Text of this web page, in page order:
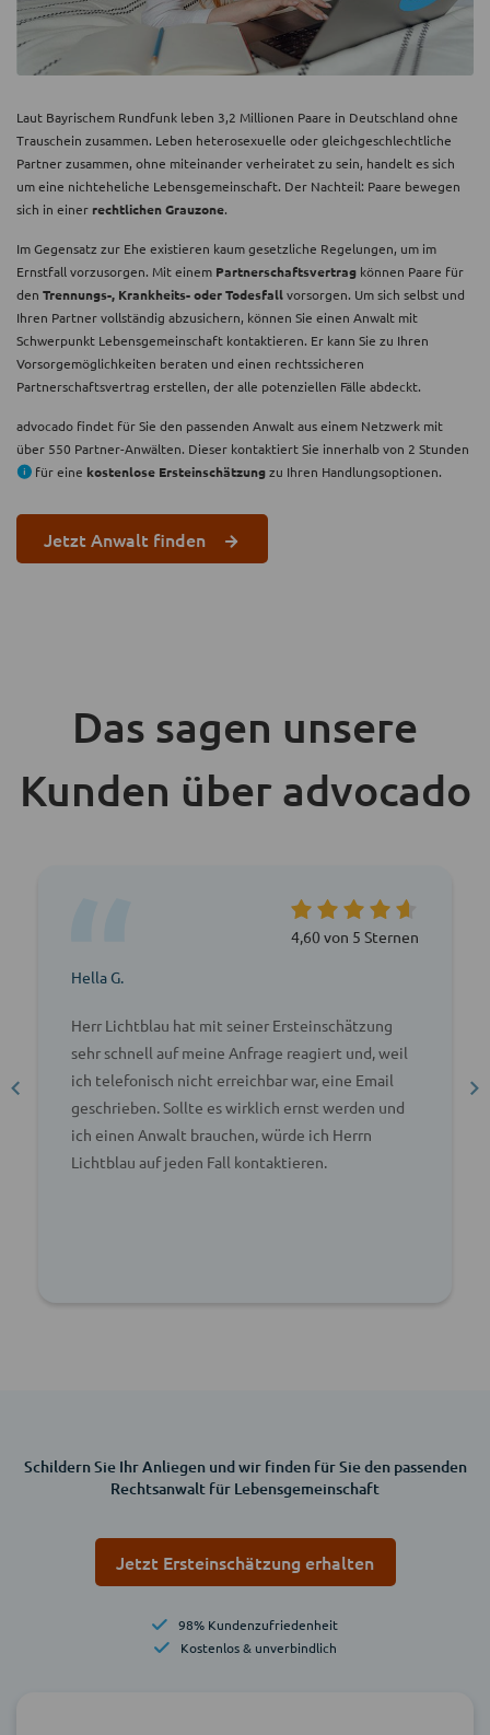
Laut Bayrischem Rundfunk leben 3,2 Millionen Paare in Deutschland ohne
Trauschein zusammen. Leben heterosexuelle oder gleichgeschlechtliche
Partner zusammen, ohne miteinander verheiratet zu sein, handelt es sich
um eine nichteheliche Lebensgemeinschaft. Der Nachteil: Paare bewegen
sich in einer rechtlichen Grauzone.
Im Gegensatz zur Ehe existieren kaum gesetzliche Regelungen, um im
Ernstfall vorzusorgen. Mit einem Partnerschaftsvertrag können Paare für
den Trennungs-, Krankheits- oder Todesfallvorsorgen. Um sich selbst und
Ihren Partner vollständig abzusichern, können Sie einen Anwalt mit
Schwerpunkt Lebensgemeinschaft kontaktieren. Er kann Sie zu Ihren
Vorsorgemöglichkeiten beraten und einen rechtssicheren
Partnerschaftsvertrag erstellen, der alle potenziellen Fälle abdeckt.
advocado findet für Sie den passenden Anwalt aus einem Netzwerk mit
über 550 Partner-Anwälten. Dieser kontaktiert Sie innerhalb von 2 Stunden
für eine kostenlose Ersteinschätzungzu Ihren Handlungsoptionen.
Jetzt Anwalt finden
Das sagen unsere
Kunden über advocado
4,60 von 5 Sternen
Hella G.
Herr Lichtblau hat mit seiner Ersteinschätzung
sehr schnell auf meine Anfrage reagiert und, weil
ich telefonisch nicht erreichbar war, eine Email
geschrieben. Sollte es wirklich ernst werden und
ich einen Anwalt brauchen, würde ich Herrn
Lichtblau auf jeden Fall kontaktieren.
Schildern Sie Ihr Anliegen und wir finden für Sie den passenden
Rechtsanwalt für Lebensgemeinschaft
Jetzt Ersteinschätzung erhalten
98% Kundenzufriedenheit
Kostenlos & unverbindlich